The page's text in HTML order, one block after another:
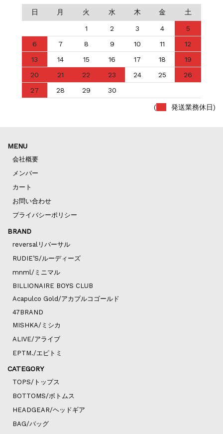
日 月 火 水 木 金 土
1 2 3 4
5
6
7 8 9 10 11
12
13
14 15 16 17 18
19
20
21 22 23 24 25
26
27
28 29 30
( 発送業務休日)
MENU
会社概要
メンバー
カート
お問い合わせ
プライバシーポリシー
BRAND
reversalリバーサル
RUDIE’S/ルーディーズ
mnml/ミニマル
BILLIONAIRE BOYS CLUB
Acapulco Gold/アカプルコゴールド
47BRAND
MISHKA/ミシカ
ALIVE/アライブ
EPTM./エピトミ
CATEGORY
TOPS/トップス
BOTTOMS/ボトムス
HEADGEAR/ヘッドギア
BAG/バッグ